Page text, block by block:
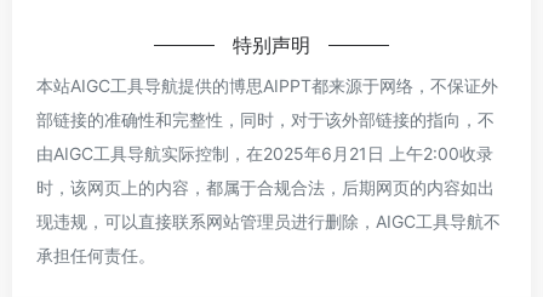
特别声明
本站AIGC工具导航提供的博思AIPPT都来源于网络，不保证外
部链接的准确性和完整性，同时，对于该外部链接的指向，不
由AIGC工具导航实际控制，在2025年6月21日 上午2:00收录
时，该网页上的内容，都属于合规合法，后期网页的内容如出
现违规，可以直接联系网站管理员进行删除，AIGC工具导航不
承担任何责任。